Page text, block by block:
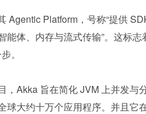
Agentic Platform，号称“提供
能体、内存与流式传输”。这标
。
，Akka 旨在简化 JVM 上并发与
球大约十万个应用程序。并且它